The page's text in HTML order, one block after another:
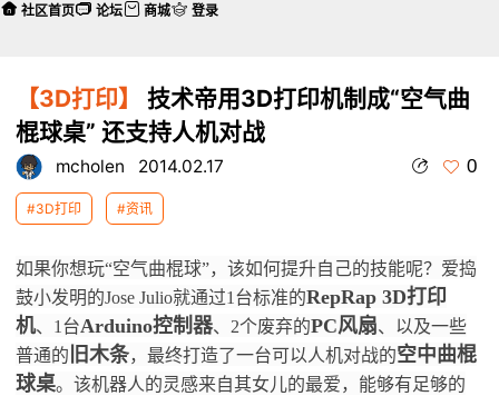
【3D打印】
技术帝用3D打印机制成“空气曲
棍球桌” 还支持人机对战
mcholen 2014.02.17 0
#3D打印 #资讯
本帖最后由 mcholen 于 2014-2-17 14:45 编辑
如果你想玩“空气曲棍球”，该如何提升自己的技能呢？ 爱捣
鼓小发明的Jose Julio就通过1台标准的RepRap 3D打印
机、1台Arduino控制器、2个废弃的PC风扇、以及一些
普通的 旧木条，最终打造了一台可以人机对战的空中曲棍
球桌。该机器人的灵感来自其女儿的最爱，能够有足够的
社区首页 论坛 商城 登录